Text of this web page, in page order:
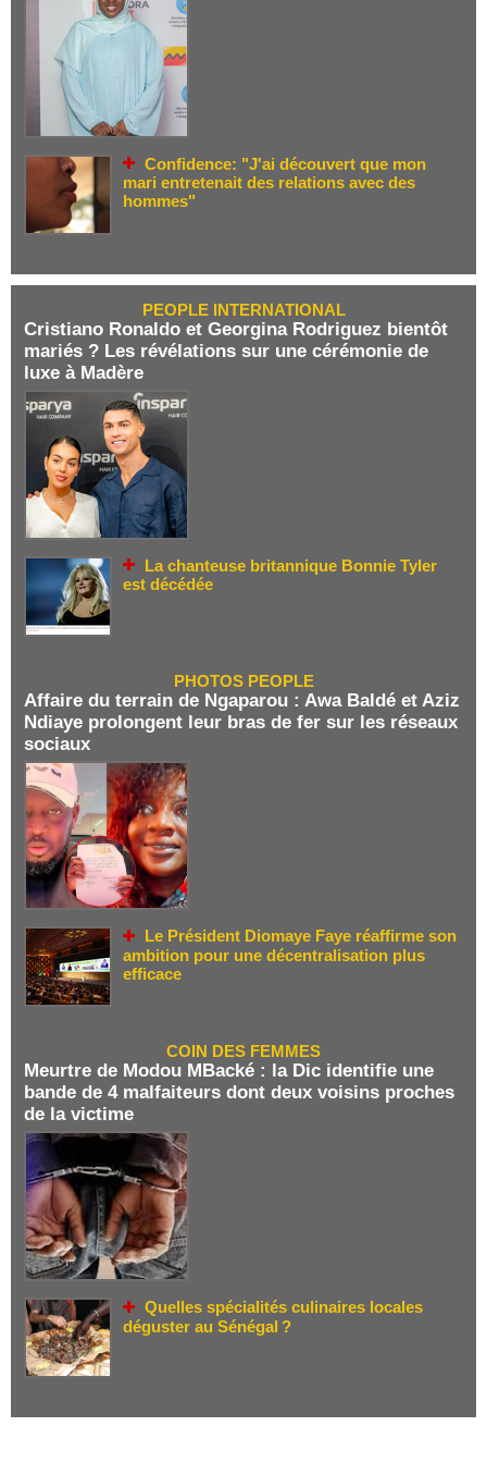
Confidence: "J'ai découvert que mon
mari entretenait des relations avec des
hommes"
PEOPLE INTERNATIONAL
Cristiano Ronaldo et Georgina Rodriguez bientôt
mariés ? Les révélations sur une cérémonie de
luxe à Madère
La chanteuse britannique Bonnie Tyler
est décédée
PHOTOS PEOPLE
Affaire du terrain de Ngaparou : Awa Baldé et Aziz
Ndiaye prolongent leur bras de fer sur les réseaux
sociaux
Le Président Diomaye Faye réaffirme son
ambition pour une décentralisation plus
efficace
COIN DES FEMMES
Meurtre de Modou MBacké : la Dic identifie une
bande de 4 malfaiteurs dont deux voisins proches
de la victime
Quelles spécialités culinaires locales
déguster au Sénégal ?